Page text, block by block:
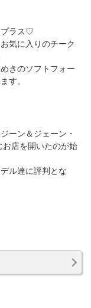
プラス♡
気に入りのチーク
きのソフトフォー
す。
ーン＆ジェーン・
店を開いたのが始
ル達に評判とな